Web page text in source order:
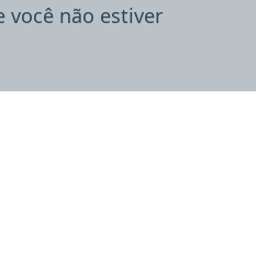
você não estiver